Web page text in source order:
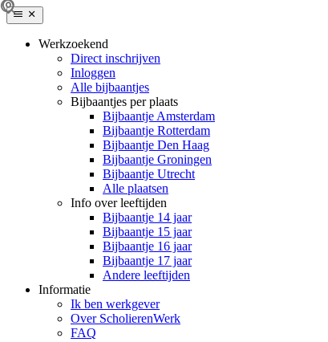
Werkzoekend
Direct inschrijven
Inloggen
Alle bijbaantjes
Bijbaantjes per plaats
Bijbaantje Amsterdam
Bijbaantje Rotterdam
Bijbaantje Den Haag
Bijbaantje Groningen
Bijbaantje Utrecht
Alle plaatsen
Info over leeftijden
Bijbaantje 14 jaar
Bijbaantje 15 jaar
Bijbaantje 16 jaar
Bijbaantje 17 jaar
Andere leeftijden
Informatie
Ik ben werkgever
Over ScholierenWerk
FAQ